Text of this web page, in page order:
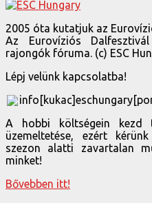
2005 óta kutatjuk az
Az Eurovíziós
rajongók fóruma. (c) ESC
Lépj velünk kapcsolatba!
A hobbi költségein kezd
üzemeltetése, ezért
szezon alatti zavartalan
minket!
Bővebben itt!